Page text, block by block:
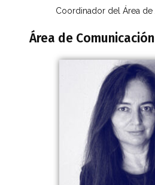
Coordinador del Área de
Área de